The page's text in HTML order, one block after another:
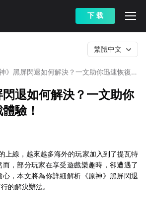
下 载
神》黑屏閃退如何解決？一文助你迅速恢復遊
繁體中文
閃退如何解決？一文助你
驗！
上線，越來越多海外的玩家加入到了提瓦特
，部分玩家在享受遊戲樂趣時，卻遭遇了
，本文將為你詳細解析《原神》黑屏閃退
的解決辦法。